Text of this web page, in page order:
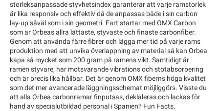
storleksanpassade styvhetsindex garanterar att varje ramstorlek
är lika responsiv och effektiv då de anpassas både i sin carbon
lay-up såväl som i sin geometri. Fart startar med OMX Carbon
som är Orbeas allra lättaste, styvaste och finaste carbonfiber.
Genom att använda färre fibrer och lägga mer tid på varje rams
produktion med att unvika överlappning av material så kan Orbea
kapa så mycket som 200 gram på ramens vikt. Samtidigt är
ramen styvare, har motsvarande vibrations och stötabsorbering
och är precis lika hållbar. Det är genom OMX fiberns höga kvalitet
som det mer avancerade läggningsschemat möjliggörs. Visste du
att alla Orbea carbonramar finputsas, deklaleras och lackas för
hand av specialutbildad personal i Spanien? Fun Facts,